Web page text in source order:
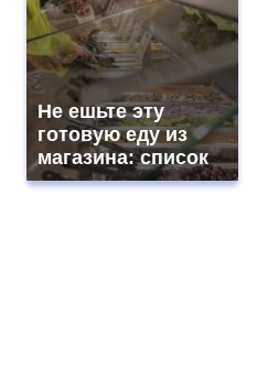
Не ешьте эту
готовую еду из
магазина: список